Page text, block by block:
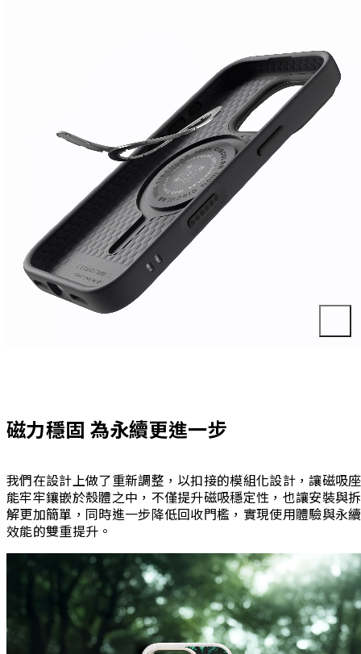
磁力穩固 為永續更進一步
我們在設計上做了重新調整，以扣接的模組化設計，讓磁吸座
能牢牢鑲嵌於殼體之中，不僅提升磁吸穩定性，也讓安裝與拆
解更加簡單，同時進一步降低回收門檻，實現使用體驗與永續
效能的雙重提升。